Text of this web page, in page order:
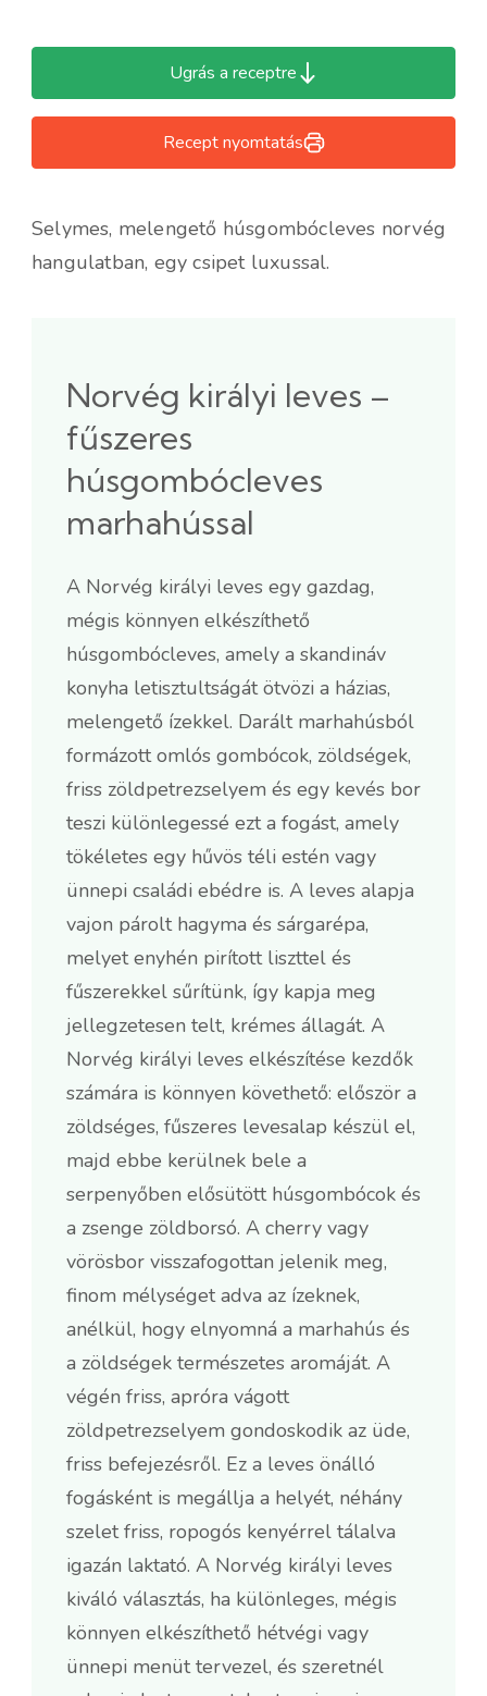
Ugrás a receptre
Recept nyomtatás
Selymes, melengető húsgombócleves norvég
hangulatban, egy csipet luxussal.
Norvég királyi leves –
fűszeres
húsgombócleves
marhahússal
A Norvég királyi leves egy gazdag,
mégis könnyen elkészíthető
húsgombócleves, amely a skandináv
konyha letisztultságát ötvözi a házias,
melengető ízekkel. Darált marhahúsból
formázott omlós gombócok, zöldségek,
friss zöldpetrezselyem és egy kevés bor
teszi különlegessé ezt a fogást, amely
tökéletes egy hűvös téli estén vagy
ünnepi családi ebédre is. A leves alapja
vajon párolt hagyma és sárgarépa,
melyet enyhén pirított liszttel és
fűszerekkel sűrítünk, így kapja meg
jellegzetesen telt, krémes állagát. A
Norvég királyi leves elkészítése kezdők
számára is könnyen követhető: először a
zöldséges, fűszeres levesalap készül el,
majd ebbe kerülnek bele a
serpenyőben elősütött húsgombócok és
a zsenge zöldborsó. A cherry vagy
vörösbor visszafogottan jelenik meg,
finom mélységet adva az ízeknek,
anélkül, hogy elnyomná a marhahús és
a zöldségek természetes aromáját. A
végén friss, apróra vágott
zöldpetrezselyem gondoskodik az üde,
friss befejezésről. Ez a leves önálló
fogásként is megállja a helyét, néhány
szelet friss, ropogós kenyérrel tálalva
igazán laktató. A Norvég királyi leves
kiváló választás, ha különleges, mégis
könnyen elkészíthető hétvégi vagy
ünnepi menüt tervezel, és szeretnél